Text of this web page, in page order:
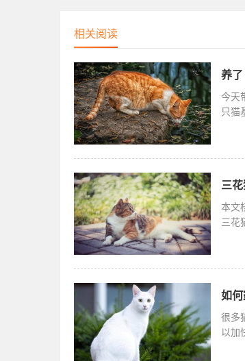
相关阅读
养
今天
只猫
三
本文
三花
如
很多
以加